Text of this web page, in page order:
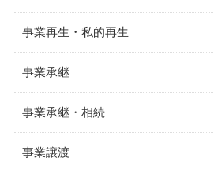
事業再生・私的再生
事業承継
事業承継・相続
事業譲渡